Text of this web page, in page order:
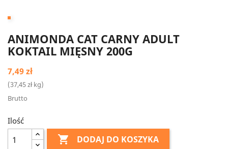
ANIMONDA CAT CARNY ADULT
KOKTAIL MIĘSNY 200G
7,49 zł
(37,45 zł kg)
Brutto
Ilość
 DODAJ DO KOSZYKA